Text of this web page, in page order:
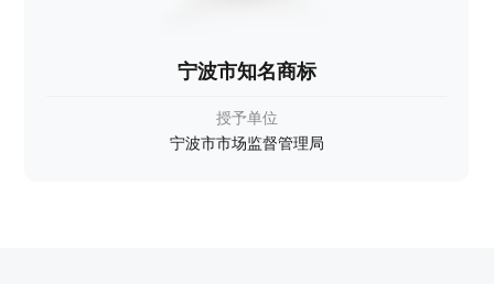
宁波市知名商标
授予单位
宁波市市场监督管理局